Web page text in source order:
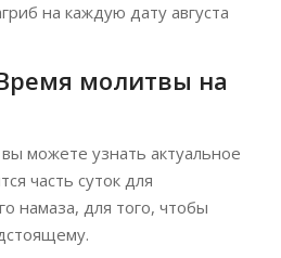
на каждую дату августа
молитвы на
можете узнать актуальное
часть суток для
намаза, для того, чтобы